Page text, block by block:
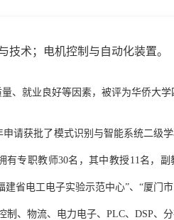
技术； 电机控制与自动化装置。
、就业良好等因素，被评为华侨大学
请获批了模式识别与智能系统二级
专职教师30名，其中教授11名，
省电工电子实验示范中心”、“厦门
、物流、电力电子、PLC、DSP、